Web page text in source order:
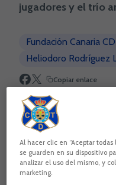
jugadores y el trío
Fundación Canaria
Heliodoro Rodríguez
Copiar enlace
Al hacer clic en “Aceptar todas
se guarden en su dispositivo
analizar el uso del mismo, y
marketing.